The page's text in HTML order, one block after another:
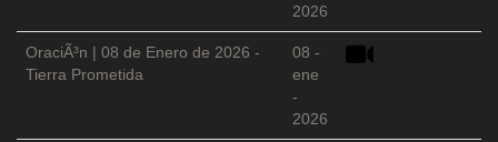
2026
OraciÃ³n | 08 de Enero de 2026 -
Tierra Prometida
08 -
ene
-
2026